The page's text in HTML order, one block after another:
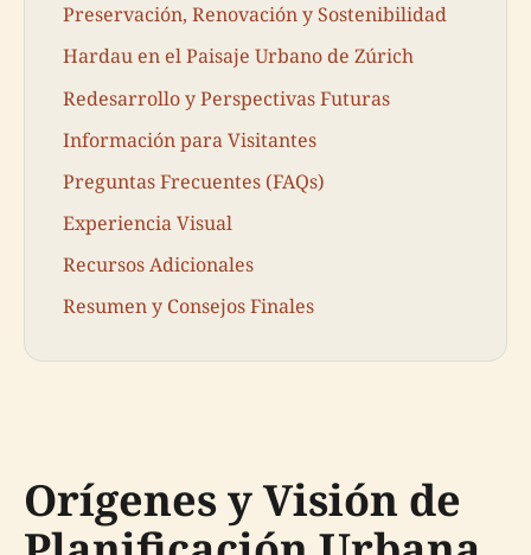
Preservación, Renovación y Sostenibilidad
Hardau en el Paisaje Urbano de Zúrich
Redesarrollo y Perspectivas Futuras
Información para Visitantes
Preguntas Frecuentes (FAQs)
Experiencia Visual
Recursos Adicionales
Resumen y Consejos Finales
Orígenes y Visión de